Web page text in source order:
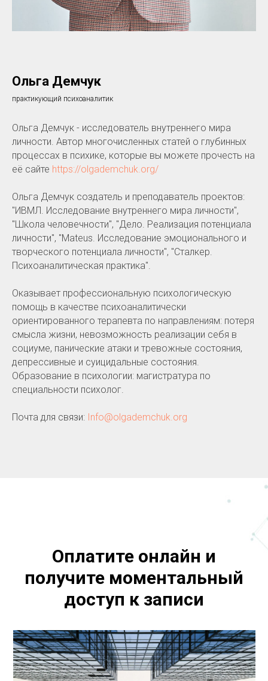
Ольга Демчук
практикующий психоаналитик
Ольга Демчук - исследователь внутреннего мира
личности. Автор многочисленных статей о глубинных
процессах в психике, которые вы можете прочесть на
её сайте https://olgademchuk.org/
Ольга Демчук создатель и преподаватель проектов:
"ИВМЛ. Исследование внутреннего мира личности",
"Школа человечности", "Дело. Реализация потенциала
личности", "Mateus. Исследование эмоционального и
творческого потенциала личности", "Сталкер.
Психоаналитическая практика".
Оказывает профессиональную психологическую
помощь в качестве психоаналитически
ориентированного терапевта по направлениям: потеря
смысла жизни, невозможность реализации себя в
социуме, панические атаки и тревожные состояния,
депрессивные и суицидальные состояния.
Образование в психологии: магистратура по
специальности психолог.
Почта для связи: Info@olgademchuk.org
Оплатите онлайн и
получите моментальный
доступ к записи